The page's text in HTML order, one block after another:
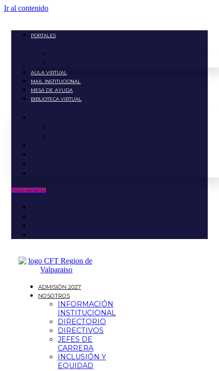
Ir al contenido
PORTALES
AULA VIRTUAL
MAIL INSTITUCIONAL
MESA DE AYUDA
BIBLIOTECA VIRTUAL
PAGO ARANCEL
ADMISIÓN 2027
NOSOTROS
INFORMACIÓN
INSTITUCIONAL
DIRECTORIO
DIRECTIVOS
JEFES DE
CARRERA
INCLUSIÓN Y
EQUIDAD